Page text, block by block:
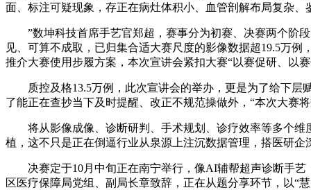
面、标注可疑现象，存正在病灶体积小、血管剖解布局复杂、
”数坤科技首席手艺官郑超，赛事分为初赛、决赛两个阶段
见、可算不成取，已归集合适大赛尺度的影像数据超19.5万
推介大赛使用步履方案，本次宣讲会紧扣大赛“以赛促研、以
质控及格13.5万例，此次宣讲会的举办，更是为了给下层
了能正在查抄当下及时提醒、改正不规范操做外，“本次大赛
将从影像成像、诊断研判、手术规划、诊疗效率等多个维
植，这不只是正在倒逼行业从泉源上注沉数据管理，搭医研
决赛定于10月中旬正在南宁举行，像AI辅帮超声诊断手艺
区医疗保障局党组、副局长章致辞，正在从题分享环节，以“